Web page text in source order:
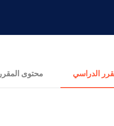
الدراسي محتوى المقرر